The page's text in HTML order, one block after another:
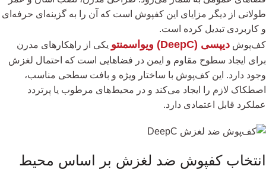
طولانی از دیگر مزایای این کفپوش است که آن را به گزینه‌ای حرفه‌ای
و کاربردی تبدیل کرده است.
کف‌پوش دیپسی (DeepC) ویواسمنتو
یکی از راهکارهای مدرن
برای ایجاد سطوح مقاوم و ایمن در فضاهایی است که احتمال لغزش
وجود دارد. این کف‌پوش با ساختار ویژه و بافت سطحی مناسب،
اصطکاک لازم را ایجاد می‌کند و در محیط‌های مرطوب یا پرتردد
عملکرد قابل اعتمادی دارد.
انتخاب کفپوش ضد لغزش بر اساس محیط